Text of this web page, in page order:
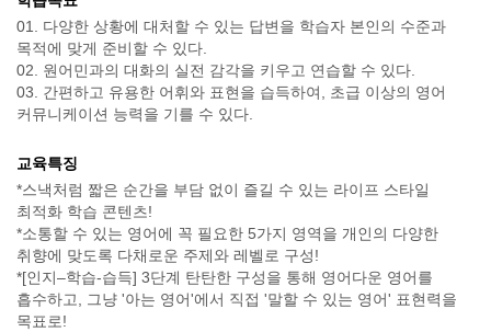
01. 다양한 상황에 대처할 수 있는 답변을 학습자 본인의 수준과
목적에 맞게 준비할 수 있다.
02. 원어민과의 대화의 실전 감각을 키우고 연습할 수 있다.
03. 간편하고 유용한 어휘와 표현을 습득하여, 초급 이상의 영어
커뮤니케이션 능력을 기를 수 있다.
교육특징
*스낵처럼 짧은 순간을 부담 없이 즐길 수 있는 라이프 스타일
최적화 학습 콘텐츠!
*소통할 수 있는 영어에 꼭 필요한 5가지 영역을 개인의 다양한
취향에 맞도록 다채로운 주제와 레벨로 구성!
*[인지–학습-습득] 3단계 탄탄한 구성을 통해 영어다운 영어를
흡수하고, 그냥 '아는 영어'에서 직접 '말할 수 있는 영어' 표현력을
목표로!